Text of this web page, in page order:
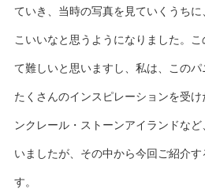
ていき、当時の写真を見ていくうち
こいいなと思うようになりました。
て難しいと思いますし、私は、このパ
たくさんのインスピレーションを受
ンクレール・ストーンアイランドな
いましたが、その中から今回ご紹介す
す。